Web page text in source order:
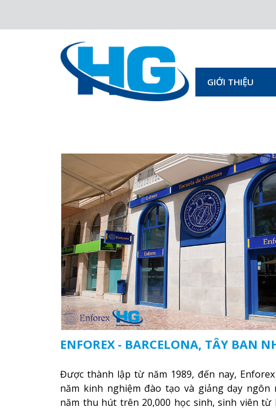
GIỚI THIỆU
ENFOREX - BARCELONA, TÂY BAN
Được thành lập từ năm 1989, đến nay,
năm kinh nghiệm đào tạo và giảng dạy ngôn
năm thu hút trên 20,000 học sinh, sinh viên từ